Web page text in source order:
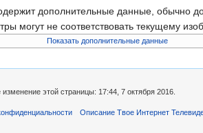
дополнительные данные, обычно
могут не соответствовать текущему
Показать дополнительные данные
этой страницы: 17:44, 7 октября 2016.
Описание Твое Интернет